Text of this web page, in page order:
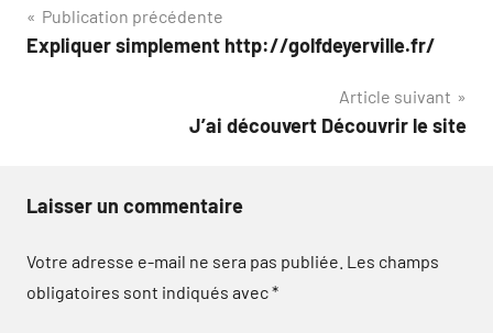
Navigation
de
Publication précédente
Expliquer simplement http://golfdeyerville.fr/
Article suivant
J’ai découvert Découvrir le site
Laisser un commentaire
Votre adresse e-mail ne sera pas publiée. Les champs
obligatoires sont indiqués avec*